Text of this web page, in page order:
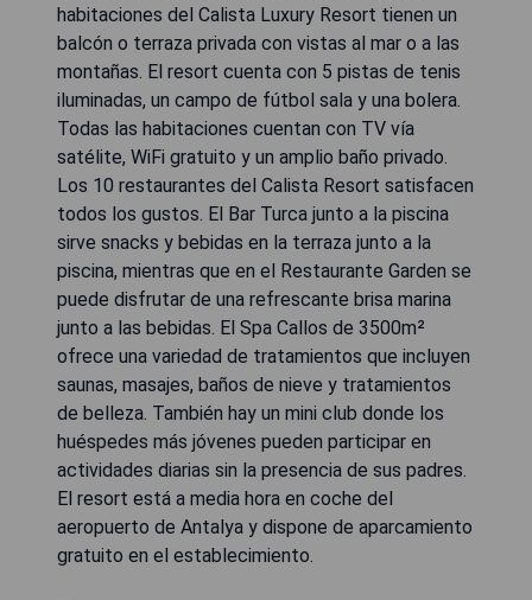
habitaciones del Calista Luxury Resort tienen un
balcón o terraza privada con vistas al mar o a las
montañas. El resort cuenta con 5 pistas de tenis
iluminadas, un campo de fútbol sala y una bolera.
Todas las habitaciones cuentan con TV vía
satélite, WiFi gratuito y un amplio baño privado.
Los 10 restaurantes del Calista Resort satisfacen
todos los gustos. El Bar Turca junto a la piscina
sirve snacks y bebidas en la terraza junto a la
piscina, mientras que en el Restaurante Garden se
puede disfrutar de una refrescante brisa marina
junto a las bebidas. El Spa Callos de 3500m²
ofrece una variedad de tratamientos que incluyen
saunas, masajes, baños de nieve y tratamientos
de belleza. También hay un mini club donde los
huéspedes más jóvenes pueden participar en
actividades diarias sin la presencia de sus padres.
El resort está a media hora en coche del
aeropuerto de Antalya y dispone de aparcamiento
gratuito en el establecimiento.